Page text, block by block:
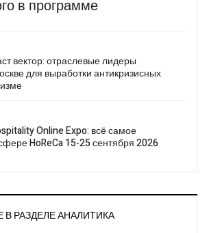
в программе
вектор: отраслевые лидеры
для выработки антикризисных
Online Expo: всё самое
HoReCa 15-25 сентября 2026
РАЗДЕЛЕ АНАЛИТИКА